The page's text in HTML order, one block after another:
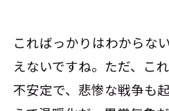
こればっかりはわからな
えないですね。ただ、こ
不安定で、悲惨な戦争も